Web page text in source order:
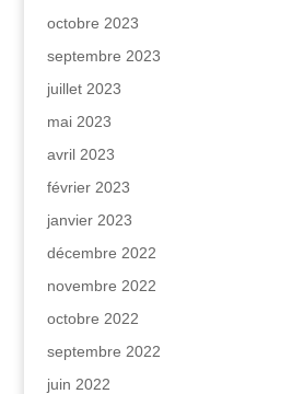
octobre 2023
septembre 2023
juillet 2023
mai 2023
avril 2023
février 2023
janvier 2023
décembre 2022
novembre 2022
octobre 2022
septembre 2022
juin 2022